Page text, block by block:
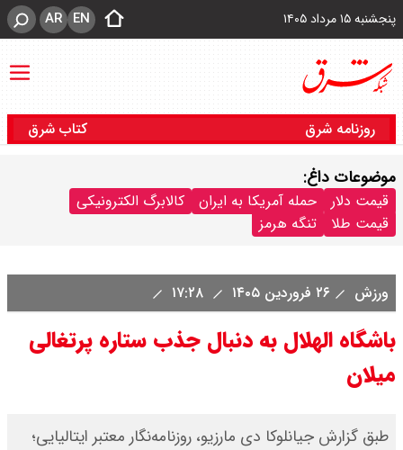
پنجشنبه ۱۵ مرداد ۱۴۰۵ EN
AR
روزنامه شرق کتاب شرق
موضوعات داغ:
قیمت دلار حمله آمریکا به ایران
کالابرگ الکترونیکی
قیمت طلا
تنگه هرمز
ورزش ۲۶ فروردین ۱۴۰۵
باشگاه الهلال به دنبال جذب ستاره پرتغالی
میلان
طبق گزارش جیانلوکا دی مارزیو، روزنامه‌نگار معتبر ایتالیایی؛